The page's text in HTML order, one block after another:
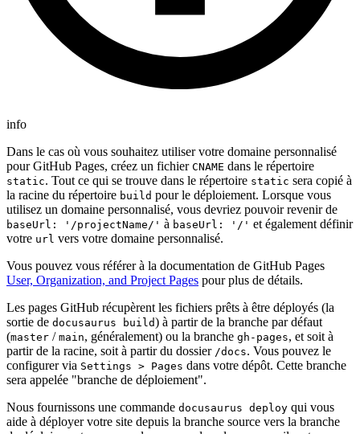
info
Dans le cas où vous souhaitez utiliser votre domaine personnalisé
pour GitHub Pages, créez un fichier CNAME dans le répertoire
static. Tout ce qui se trouve dans le répertoire static sera copié à
la racine du répertoire build pour le déploiement. Lorsque vous
utilisez un domaine personnalisé, vous devriez pouvoir revenir de
baseUrl: '/projectName/' à baseUrl: '/' et également définir
votre url vers votre domaine personnalisé.
Vous pouvez vous référer à la documentation de GitHub Pages
User, Organization, and Project Pages pour plus de détails.
Les pages GitHub récupèrent les fichiers prêts à être déployés (la
sortie de docusaurus build) à partir de la branche par défaut
(master / main, généralement) ou la branche gh-pages, et soit à
partir de la racine, soit à partir du dossier /docs. Vous pouvez le
configurer via Settings > Pages dans votre dépôt. Cette branche
sera appelée "branche de déploiement".
Nous fournissons une commande docusaurus deploy qui vous
aide à déployer votre site depuis la branche source vers la branche